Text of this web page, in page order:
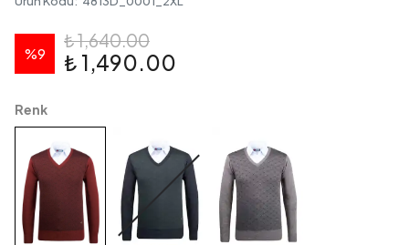
%9
₺ 1,640.00
₺ 1,490.00
Renk